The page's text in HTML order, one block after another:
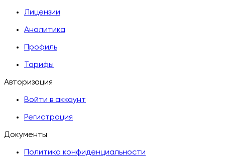
Лицензии
Аналитика
Профиль
Тарифы
Авторизация
Войти в аккаунт
Регистрация
Документы
Политика конфиденциальности